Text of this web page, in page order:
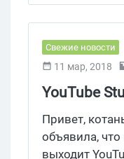
Свежие новости
11 мар, 2018
YouTube
интерфейс
Привет,
объявила,
выходит